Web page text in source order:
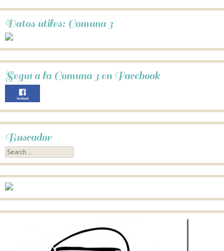
Datos útiles: Comuna 3
Seguí a la Comuna 3 en Facebook
Buscador
Search